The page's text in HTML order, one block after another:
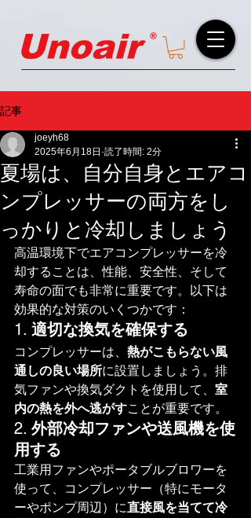
記事
夏場は、自分自身とエアコ
ンプレッサーの両方をし
っかりと冷却しましょう
joeyh68
2025年6月18日 読了時間: 2分
高温環境下でエアコンプレッサーを冷
却することは、性能、安全性、そして
寿命の面でも非常に重要です。以下は
効果的な対策のいくつかです：
1. 適切な換気を確保する
コンプレッサーは、 熱がこもらない風
通しの良い場所に設置しましょう。排
気ファンや換気ダクトを使用して、 室
内の熱を外へ逃がすことが重要です。
2. 外部冷却ファンや送風機を使
用する
工業用ファンやポータブルブロワーを
使って、コンプレッサー（特にモータ
ーやポンプ周辺）に直接風を当てて冷